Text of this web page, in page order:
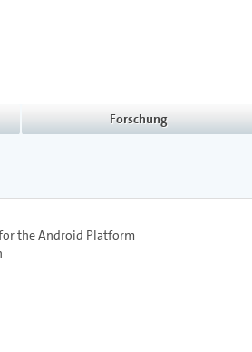
Forschung
the Android Platform